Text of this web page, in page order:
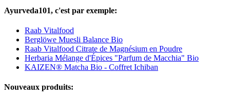
Ayurveda101, c'est par exemple:
Raab Vitalfood
Berglöwe Muesli Balance Bio
Raab Vitalfood Citrate de Magnésium en Poudre
Herbaria Mélange d'Épices "Parfum de Macchia" Bio
KAIZEN® Matcha Bio - Coffret Ichiban
Nouveaux produits: